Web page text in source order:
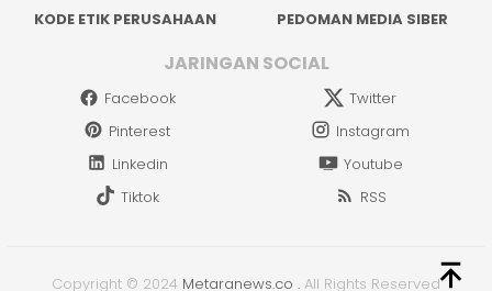
KODE ETIK PERUSAHAAN
PEDOMAN MEDIA SIBER
JARINGAN SOCIAL
Facebook
Twitter
Pinterest
Instagram
Linkedin
Youtube
Tiktok
RSS
Copyright © 2024 Metaranews.co . All Rights Reserved